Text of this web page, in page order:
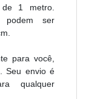
1 metro.
podem ser
para você,
Seu envio é
qualquer